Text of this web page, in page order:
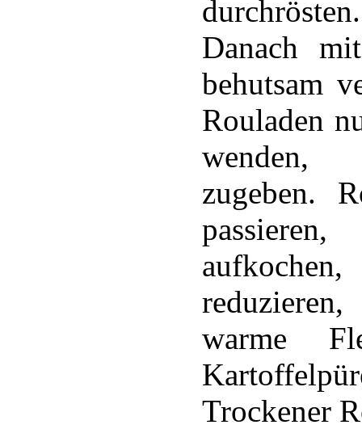
durchrösten.
Danach
behutsam
Rouladen
wenden,
zugeben.
warme
Trockener